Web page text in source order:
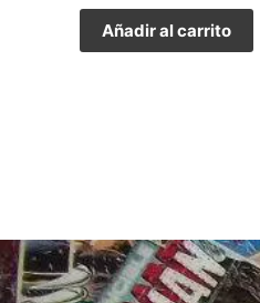
Añadir al carrito